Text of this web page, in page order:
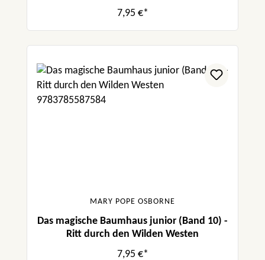
7,95 €*
MARY POPE OSBORNE
Das magische Baumhaus junior (Band 10) -
Ritt durch den Wilden Westen
7,95 €*